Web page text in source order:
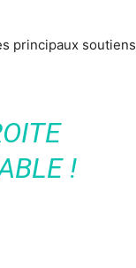
principaux soutiens
!